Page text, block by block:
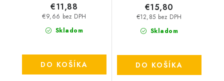
Skladom
€9,66 bez DPH
€11,88
DO KOŠÍKA
Skladom
€12,85 bez DPH
€15,80
DO KOŠÍKA